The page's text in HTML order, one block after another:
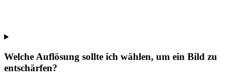
Welche Auflösung sollte ich wählen, um ein Bild zu
entschärfen?